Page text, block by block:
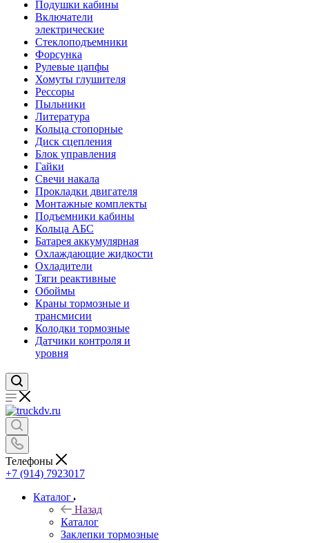
Подушки кабины
Включатели
электрические
Стеклоподъемники
Форсунка
Рулевые цапфы
Хомуты глушителя
Рессоры
Пыльники
Литература
Кольца стопорные
Диск сцепления
Блок управления
Гайки
Свечи накала
Прокладки двигателя
Монтажные комплекты
Подъемники кабины
Кольца АБС
Батарея аккумулярная
Охлаждающие жидкости
Охладители
Тяги реактивные
Обоймы
Краны тормозные и
трансмисии
Колодки тормозные
Датчики контроля и
уровня
Телефоны
+7 (914) 7923017
Каталог
Назад
Каталог
Заклепки тормозные